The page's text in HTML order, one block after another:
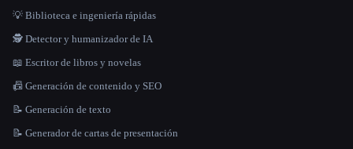
💡 Biblioteca e ingeniería rápidas
🕵️ Detector y humanizador de IA
📖 Escritor de libros y novelas
📠 Generación de contenido y SEO
📝 Generación de texto
📝 Generador de cartas de presentación